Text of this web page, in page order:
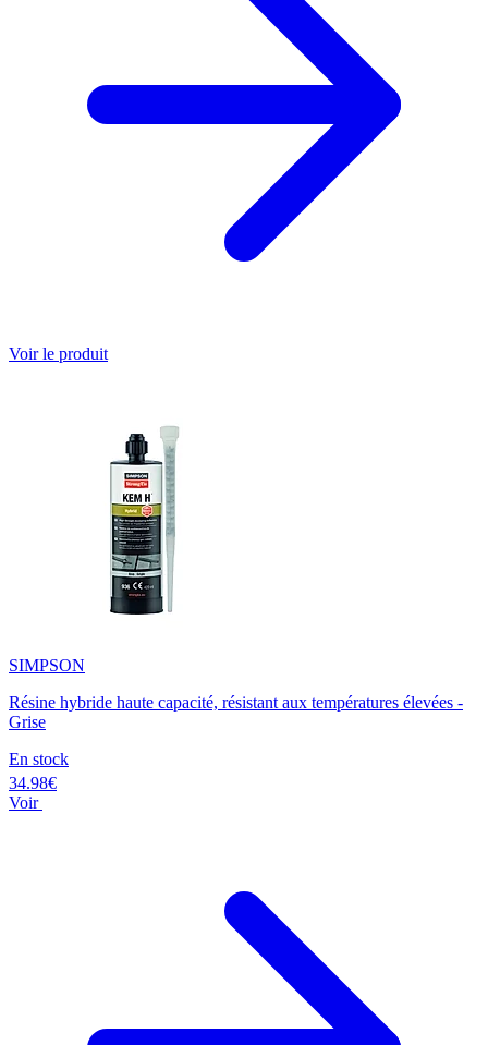
Voir le produit
SIMPSON
Résine hybride haute capacité, résistant aux températures élevées -
Grise
En stock
34.98€
Voir